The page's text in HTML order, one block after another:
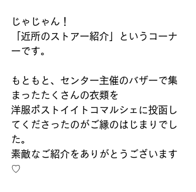
じゃじゃん！
「近所のストアー紹介」というコーナ
ーです。
もともと、センター主催のバザーで集
まったたくさんの衣類を
洋服ポストイイトコマルシェに投函し
てくださったのがご縁のはじまりでし
た。
素敵なご紹介をありがとうございます
♡